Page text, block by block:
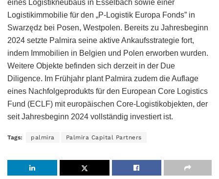
eines Logistikneubaus in Esselbach sowie einer
Logistikimmobilie für den „P-Logistik Europa Fonds” in
Swarzędz bei Posen, Westpolen. Bereits zu Jahresbeginn
2024 setzte Palmira seine aktive Ankaufsstrategie fort,
indem Immobilien in Belgien und Polen erworben wurden.
Weitere Objekte befinden sich derzeit in der Due
Diligence. Im Frühjahr plant Palmira zudem die Auflage
eines Nachfolgeprodukts für den European Core Logistics
Fund (ECLF) mit europäischen Core-Logistikobjekten, der
seit Jahresbeginn 2024 vollständig investiert ist.
Tags: palmira Palmira Capital Partners